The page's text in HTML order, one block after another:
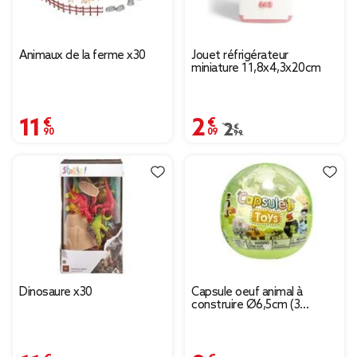
Animaux de la ferme x30
11,90 €
Jouet réfrigérateur
miniature 11,8x4,3x20cm
2,09 €
Prix remisé de 2,99 €
2,99 €
Dinosaure x30
Capsule oeuf animal à
construire Ø6,5cm (3